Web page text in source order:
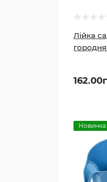
Лійка
городня
Новинка